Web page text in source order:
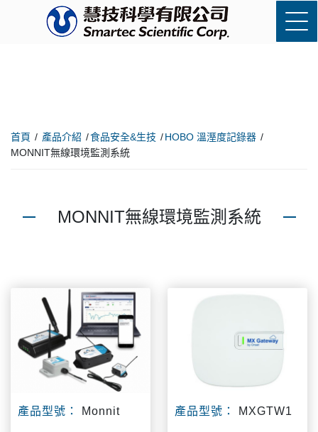
首頁 產品介紹 食品安全&生技
HOBO 溫溼度記錄器
MONNIT無線環境監測系統
MONNIT無線環境監測系統
產品型號： Monnit 產品型號： MXGTW1